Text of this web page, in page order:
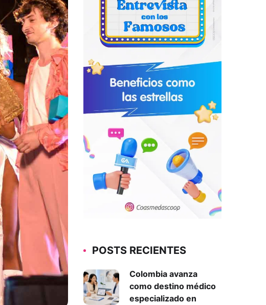
POSTS RECIENTES
Colombia avanza
como destino médico
especializado en